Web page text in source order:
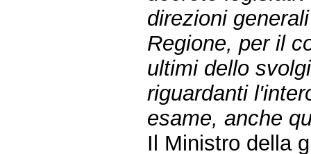
direzioni
Regione, per il
ultimi dello
riguardanti
esame, anche
Il Ministro della